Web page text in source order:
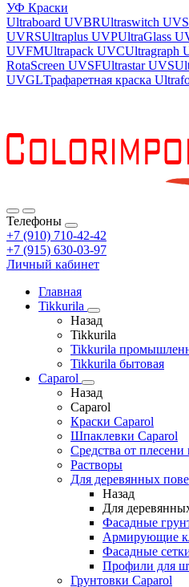
УФ Краски
Ultraboard UVBRUltraswitch
UVRSUltraplus UVPUltraGlass
UVFMUltrapack UVCUltragraph
RotaScreen UVSFUltrastar UVS
UVGLТрафаретная краска
Телефоны
+7 (910) 710-42-42
+7 (915) 630-03-97
Личный кабинет
Главная
Tikkurila
Назад
Tikkurila
Tikkurila
Tikkurila бытовая
Caparol
Назад
Caparol
Краски Caparol
Шпаклевки Caparol
Средства от плесени
Растворы
Для деревянных
Назад
Для
Фасадные
Армирующие
Фасадные
Профили для
Грунтовки Caparol